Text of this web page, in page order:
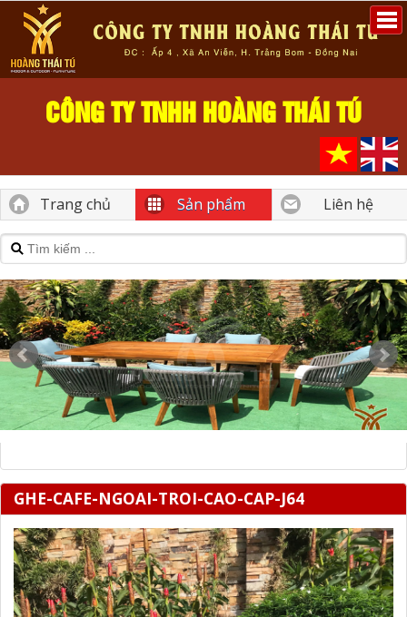
CÔNG TY TNHH HOÀNG THÁI TÚ
Trang chủ Sản phẩm Liên hệ
GHE-CAFE-NGOAI-TROI-CAO-CAP-J64